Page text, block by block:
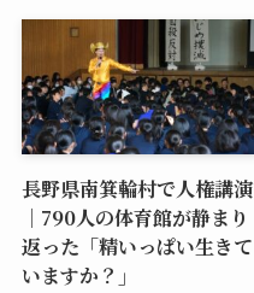
長野県南箕輪村で人権講演
｜790人の体育館が静まり
返った「精いっぱい生きて
いますか？」